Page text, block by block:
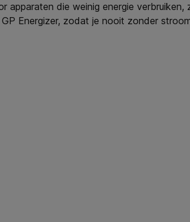
die weinig energie verbruiken,
Energizer, zodat je nooit zonder